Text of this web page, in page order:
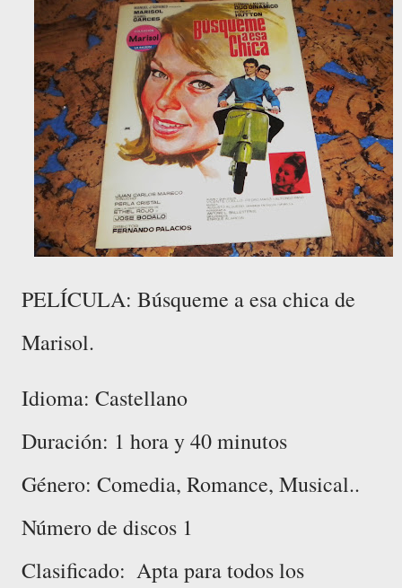
PELÍCULA: Búsqueme a esa chica de
Marisol.
Idioma: Castellano
Duración: 1 hora y 40 minutos
Género: Comedia, Romance, Musical..
Número de discos 1
Clasificado: ‎ Apta para todos los